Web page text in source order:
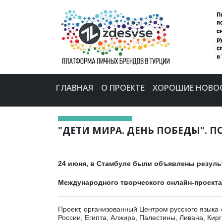
ГЛАВНАЯ О ПРОЕКТЕ ХОРОШИЕ
"ДЕТИ МИРА. ДЕНЬ ПОБЕДЫ".
24 июня, в Стамбуле были объявлены
Международного творческого онлайн-
Проект, организованный Центром русского
России, Египта, Алжира, Палестины, Ливана,